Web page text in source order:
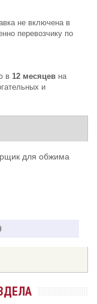
не включена в
перевозчику по
в 12 месяцев на
и
для обжима